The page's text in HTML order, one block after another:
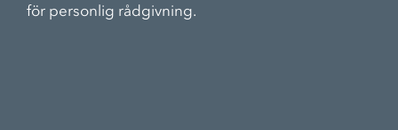
för personlig rådgivning.